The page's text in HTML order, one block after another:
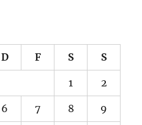
D F S S
1 2
6 7 8 9